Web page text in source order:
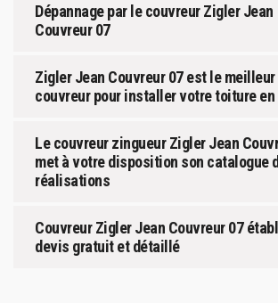
Dépannage par le couvreur Zigler Jean
Couvreur 07
Zigler Jean Couvreur 07 est le meilleur
couvreur pour installer votre toiture
Le couvreur zingueur Zigler Jean
met à votre disposition son catalogue
réalisations
Couvreur Zigler Jean Couvreur 07
devis gratuit et détaillé